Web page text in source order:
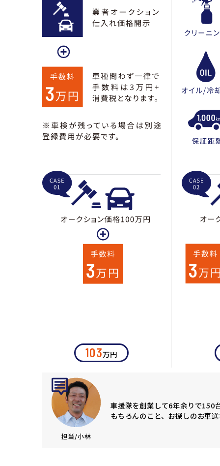
103万円
担当/小林
車援隊を創業して6年余りで150
もちろんのこと、お探しのお車